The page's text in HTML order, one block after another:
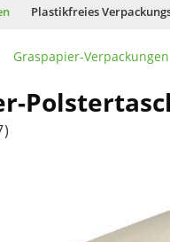
Plastikfreies
Graspapier-Verpackungen
)